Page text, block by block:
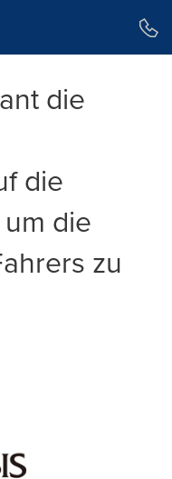
die
die
die
zu